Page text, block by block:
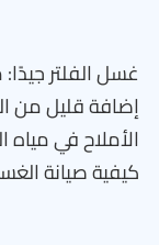
غسل الفلتر
إضافة قليل من
الأملاح في
كيفية صيانة